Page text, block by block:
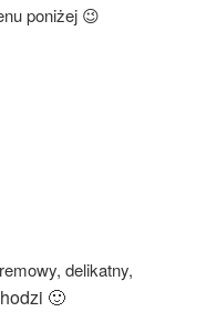
poniżej 😉
delikatny,
🙂